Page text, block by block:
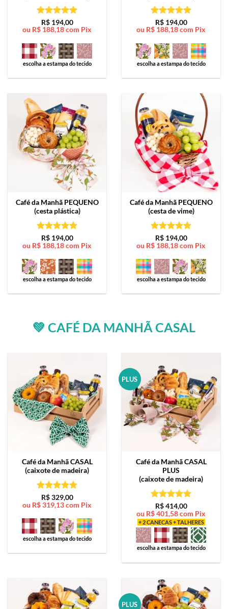
Avaliação5
de 5
R$194,00
ou R$ 188,18com Pix
escolha a estampa do tecido
Avaliação5
de 5
R$194,00
ou R$ 188,18com Pix
escolha a estampa do tecido
Café da Manhã PEQUENO
(cesta plástica)
Avaliação5
de 5
R$194,00
ou R$ 188,18com Pix
escolha a estampa do tecido
Café da Manhã PEQUENO
(cesta de vime)
Avaliação5
de 5
R$194,00
ou R$ 188,18com Pix
escolha a estampa do tecido
💚 CAFÉ DA MANHÃ CASAL
Café da ManhãCASAL
(caixote de madeira)
Avaliação5
de 5
R$329,00
ou R$319,13com Pix
escolha a estampa do tecido
PLUS
Café da ManhãCASAL
PLUS
(caixote de madeira)
Avaliação5
de 5
R$414,00
ou R$401,58com Pix
+ 2 CANECAS + TALHERES
escolha a estampa do tecido
PLUS